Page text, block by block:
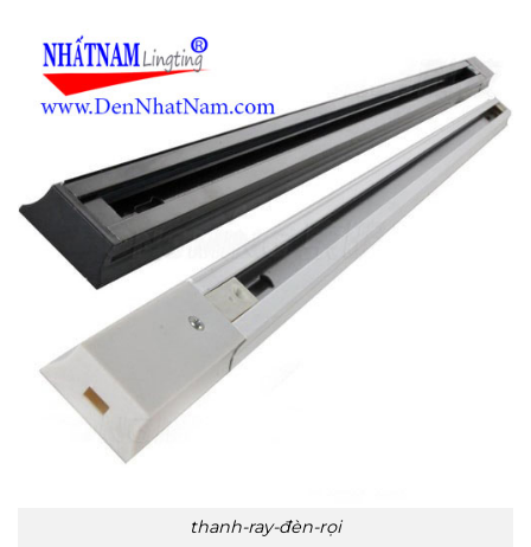
thanh-ray-đèn-rọi